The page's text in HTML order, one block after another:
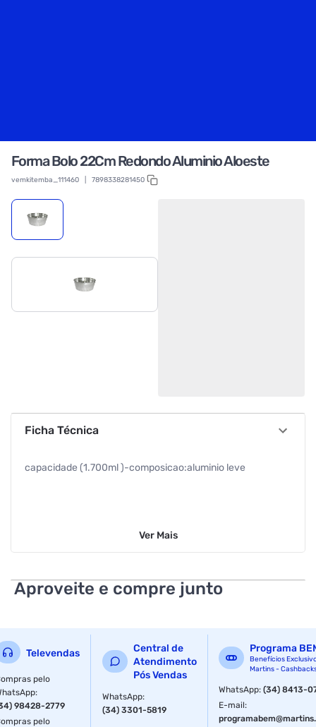
Forma Bolo 22Cm Redondo Aluminio Aloeste
vemkitemba_111460 7898338281450
Ficha Técnica
capacidade (1.700ml )-composicao:aluminio leve
Ver Mais
Aproveite e compre junto
Televendas
pelo
:
98428-2779
pelo
Central de
Atendimento
Pós Vendas
WhatsApp:
(34) 3301-5819
Programa
Benefícios
Martins -
WhatsApp:(34) 8413-
E-mail: